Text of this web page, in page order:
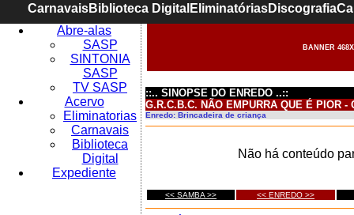
CarnavaisBiblioteca Digital EliminatóriasDiscografia
Abre-alas
SASP
SINTONIA
SASP
TV SASP
Acervo
Eliminatorias
Carnavais
Biblioteca
Digital
Expediente
BANNER
::.. SINOPSE DO ENREDO ..::
G.R.C.B.C. NÃO EMPURRA QUE É PIOR -
Enredo: Brincadeira de criança
Não há conteúdo
<< SAMBA >> << ENREDO >>